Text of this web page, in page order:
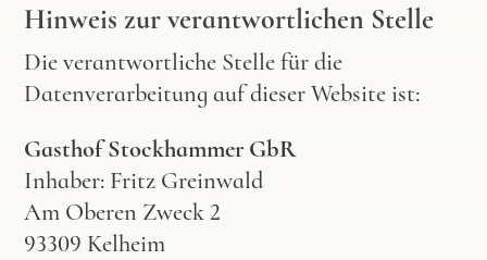
Hinweis zur verantwortlichen Stelle
Die verantwortliche Stelle für die
Datenverarbeitung auf dieser Website ist:
Gasthof Stockhammer GbR
Inhaber: Fritz Greinwald
Am Oberen Zweck 2
93309 Kelheim